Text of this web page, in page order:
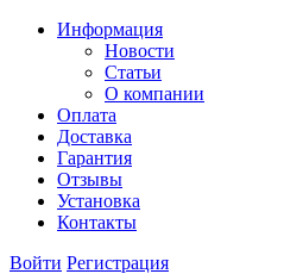
Информация
Новости
Статьи
О компании
Оплата
Доставка
Гарантия
Отзывы
Установка
Контакты
Войти Регистрация